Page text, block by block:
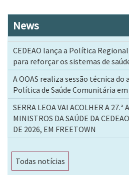
News
CEDEAO lança a Política
para reforçar os sistemas de
A OOAS realiza sessão técnica
Política de Saúde Comunitária
SERRA LEOA VAI ACOLHER A 27.ª
MINISTROS DA SAÚDE DA
DE 2026, EM FREETOWN
Todas notícias